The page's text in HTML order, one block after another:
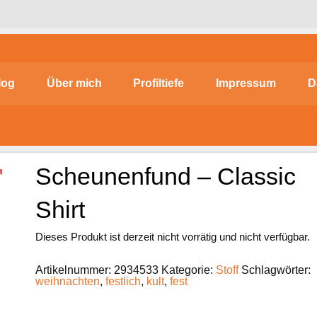
Über mich Profiltiefe Impressum
Scheunenfund – Classic
Shirt
Dieses Produkt ist derzeit nicht vorrätig und nicht verfügbar.
Artikelnummer: 2934533 Kategorie: Stoff Schlagwörter:
weihnachten, festlich, kult, fest